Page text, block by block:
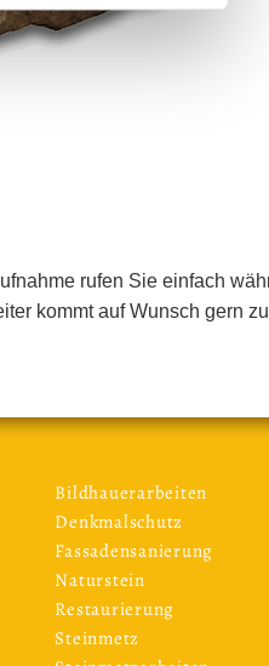
rufen Sie einfach
kommt auf Wunsch gern
Bildhauerarbeiten
Denkmalschutz
Fassadensanierung
Naturstein
Restaurierung
Steinmetz